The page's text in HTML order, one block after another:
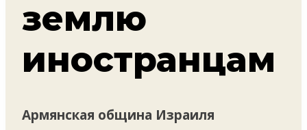
землю
иностранцам
Армянская община Израиля